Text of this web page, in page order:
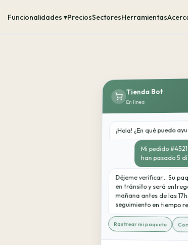
Funcionalidades ▾PreciosSectoresHerramientas
Tienda Bot
En linea
¡Hola! ¿En qué puedo
Mi pedido
han pasado 5
Déjeme verificar... Su
en tránsito y será
mañana antes de las
seguimiento en tiempo
Rastrear mi paquete